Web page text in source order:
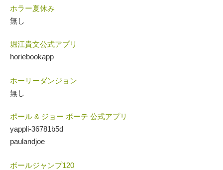
ホラー夏休み
無し
堀江貴文公式アプリ
horiebookapp
ホーリーダンジョン
無し
ポール & ジョー ボーテ 公式アプリ
yappli-36781b5d
paulandjoe
ボールジャンプ120